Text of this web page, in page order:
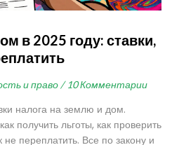
в 2025 году: ставки,
и право / 10 Комментарии
налога на землю и дом.
получить льготы, как проверить
не переплатить. Все по закону и